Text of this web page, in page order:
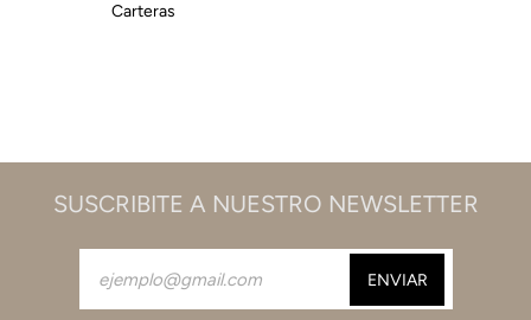
Carteras
SUSCRIBITE A NUESTRO NEWSLETTER